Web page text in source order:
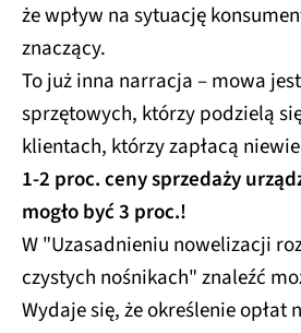
że wpływ na sytuację
znaczący.
To już inna narracja – mowa
sprzętowych, którzy podzielą
klientach, którzy zapłacą
1-2 proc. ceny sprzedaży
mogło być 3 proc.!
W "Uzasadnieniu nowelizacji
czystych nośnikach" znaleźć
Wydaje się, że określenie opłat